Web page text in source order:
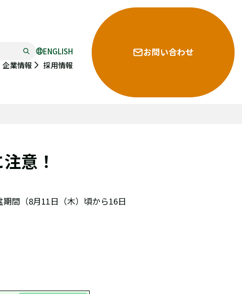
ENGLISH
企業情報 採用情報
お問い合わせ
意！
間（8月11日（木）頃から16日